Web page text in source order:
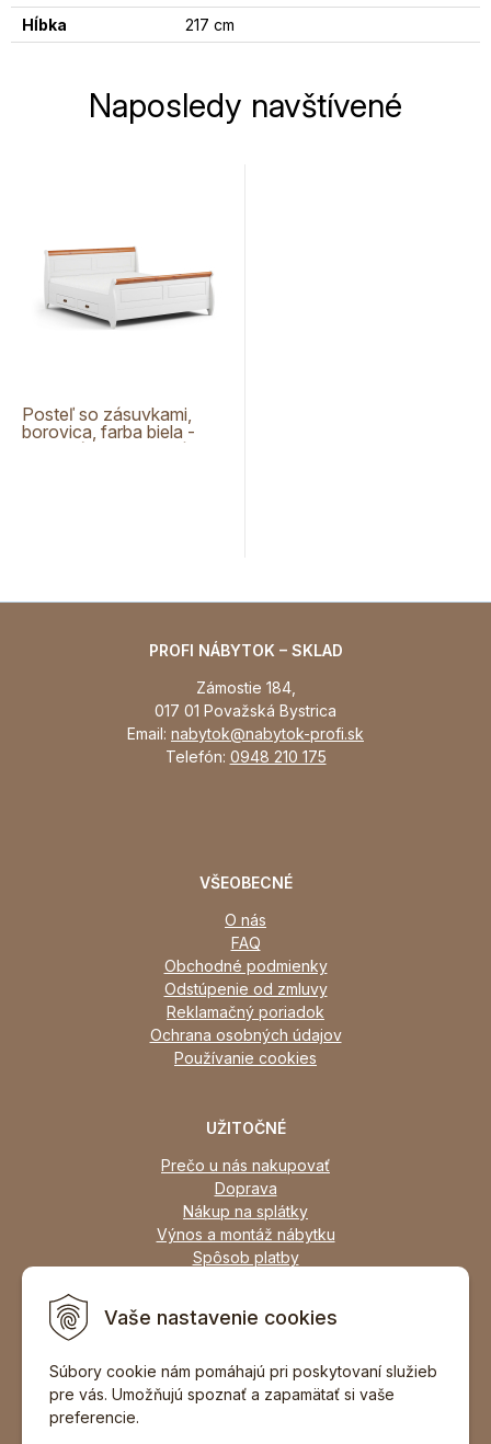
Vaše nastavenie cookies
Súbory cookie nám pomáhajú pri poskytovaní služieb
pre vás. Umožňujú spoznať a zapamätať si vaše
preferencie.
Hĺbka
217 cm
Naposledy navštívené
Posteľ so zásuvkami,
borovica, farba biela -
medová borovica, séria
PROFI NÁBYTOK – SKLAD
Zámostie 184,
017 01 Považská Bystrica
Email: nabytok@nabytok-profi.sk
Telefón: 0948 210 175
VŠEOBECNÉ
O nás
FAQ
Obchodné podmienky
Odstúpenie od zmluvy
Reklamačný poriadok
Ochrana osobných údajov
Používanie cookies
UŽITOČNÉ
Prečo u nás nakupovať
Doprava
Nákup na splátky
Výnos a montáž nábytku
Spôsob platby
Zariadime všetky typy interiérov
DOPORUČIŤ ZNÁMEMU